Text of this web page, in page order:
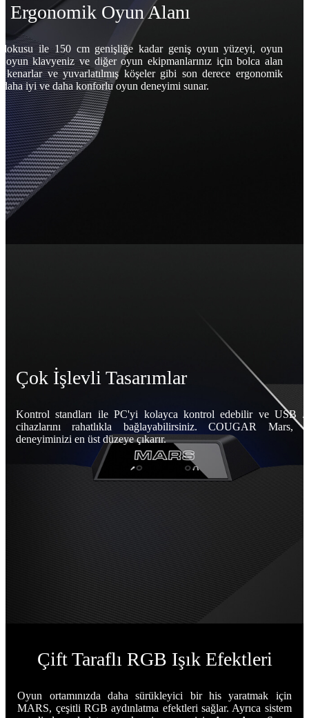
Ergonomik Oyun Alanı
ile 150 cm genişliğe kadar geniş oyun yüzeyi, oyun
oyun klavyeniz ve diğer oyun ekipmanlarınız için bolca alan
kenarlar ve yuvarlatılmış köşeler gibi son derece ergonomik
daha iyi ve daha konforlu oyun deneyimi sunar.
Çok İşlevli Tasarımlar
Kontrol standları ile PC'yi kolayca kontrol edebilir ve USB /
cihazlarını rahatlıkla bağlayabilirsiniz. COUGAR Mars,
deneyiminizi en üst düzeye çıkarır.
Çift Taraflı RGB Işık Efektleri
Oyun ortamınızda daha sürükleyici bir his yaratmak için
MARS, çeşitli RGB aydınlatma efektleri sağlar. Ayrıca sistem